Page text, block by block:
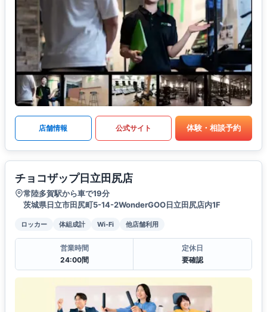
店舗情報 公式サイト 体験・相談予約
チョコザップ日立田尻店
常陸多賀駅から車で19分
茨城県日立市田尻町5-14-2WonderGOO日立田尻店内1F
ロッカー 体組成計 Wi-Fi 他店舗利用
営業時間
24:00間
定休日
要確認